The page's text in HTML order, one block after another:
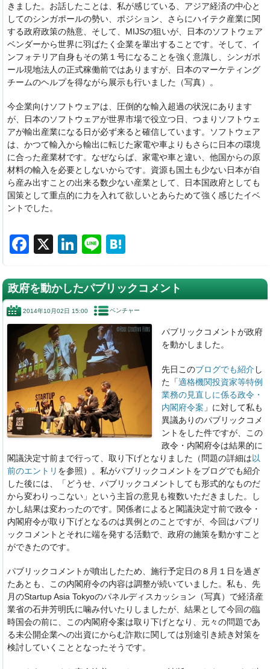
きました。お話したことは、私が感じている、アジア経済の中心と
してのシンガポールの勢い、ポジション、さらにハイテク産業に関
する政府政策の熱意、そして、MIJSの狙いが、日本のソフトウェア
ベンダーから世界に羽ばたく企業を輩出することです。そして、イ
ンフォテリア自身もその第１号になることを強く意識し、シンガポ
ール現地法人の正式稼働前ではありますが、日本のマーケティング
チームのヘルプを得ながら展示も行いました（写真）。
今企業向けソフトウェアは、圧倒的な輸入超過の状況にあります
が、日本のソフトウェアが世界市場で役立つ日、つまりソフトウェ
アが輸出産業になる日が必ず来ると確信しています。ソフトウェア
は、かつて輸入から輸出に転じた家電や車よりもさらに日本の環境
に合った産業材です。なぜならば、家電や車と違い、他国からの原
材料の輸入を必要としないからです。資源も国土も少ない日本が自
ら産み出すことの出来る数少ない産業として、日本国政府としても
国策として重点的に力を入れて欲しいとあらためて強く感じたイベ
ントでした。
F
c
e
b
o
o
k
X
Li
k
e
dI
n
Li
e
e
n
a
政府を動かしたパブリックコメント
2014年10月02日 15:00 ベンチャー
パブリックコメントが政府
を動かしました。
先日このブログでも紹介 し
た「適格機関投資家等特例
業務の見直しに係る政令・
内閣府令案 」に対して私も
異議ありのパブリックコメ
ントをした件ですが、この
政令・内閣府令は結果的に
閣議決定寸前まで行って、取り下げとなりました（問題の詳細は以
前のエントリ を参照）。私がパブリックコメントをブログでも紹介
した後には、「どうせ、パブリックコメントしても形式的なものだ
から変わりっこない」という主旨の意見も複数いただきました。し
かし結果は変わったのです。関係者によると閣議決定寸前で政令・
内閣府令が取り下げとなるのは異例とのことですが、今回はパブリ
ックコメントとそれに端を発する活動で、政府の施策を動かすこと
ができたのです。
パブリックコメントが噴出したため、施行予定日の８月１日を過ぎ
たあとも、この内閣府令の内容は調整が続いていました。私も、先
月のStartup Asia Tokyoのパネルディスカッション（写真）で経済産
業省の石井芳明氏に噛み付いたりしましたが、結果として今回の臨
時国会の前に、この内閣府令案は取り下げとなり、元々の問題であ
る未公開企業への出資にからむ詐欺に関しては別途引き続き対策を
検討していくこととなったそうです。